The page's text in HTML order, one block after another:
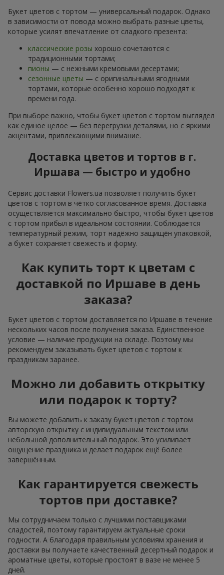
Букет цветов с тортом — универсальный подарок. Однако
в зависимости от повода можно выбрать разные цветы,
которые усилят впечатление от сладкого презента:
классические розы хорошо сочетаются с
традиционными тортами;
пионы — с нежными кремовыми десертами;
сезонные цветы — с оригинальными ягодными
тортами, которые особенно хорошо подходят к
времени года.
При выборе важно, чтобы букет цветов с тортом выглядел
как единое целое — без перегрузки деталями, но с яркими
акцентами, привлекающими внимание.
Доставка цветов и тортов в г.
Иршава — быстро и удобно
Сервис доставки Flowers.ua позволяет получить букет
цветов с тортом в чётко согласованное время. Доставка
осуществляется максимально быстро, чтобы букет цветов
с тортом прибыл в идеальном состоянии. Соблюдается
температурный режим, торт надёжно защищён упаковкой,
а букет сохраняет свежесть и форму.
Как купить торт к цветам с
доставкой по Иршаве в день
заказа?
Букет цветов с тортом доставляется по Иршаве в течение
нескольких часов после получения заказа. Единственное
условие — наличие продукции на складе. Поэтому мы
рекомендуем заказывать букет цветов с тортом к
праздникам заранее.
Можно ли добавить открытку
или подарок к торту?
Вы можете добавить к заказу букет цветов с тортом
авторскую открытку с индивидуальным текстом или
небольшой дополнительный подарок. Это усиливает
ощущение праздника и делает подарок ещё более
завершённым.
Как гарантируется свежесть
тортов при доставке?
Мы сотрудничаем только с лучшими поставщиками
сладостей, поэтому гарантируем актуальные сроки
годности. А благодаря правильным условиям хранения и
доставки вы получаете качественный десертный подарок и
ароматные цветы, которые простоят в вазе не менее 5
дней.